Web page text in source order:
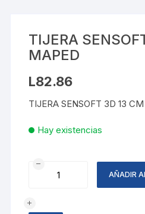
TIJERA
MAPED
L82.86
TIJERA SENSOFT 3D 13
Hay existencias
TIJERA
SENSOFT
13
AÑADIR